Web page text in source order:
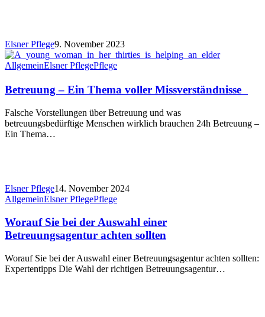
Elsner Pflege9. November 2023
AllgemeinElsner PflegePflege
Betreuung – Ein Thema voller Missverständnisse
Falsche Vorstellungen über Betreuung und was
betreuungsbedürftige Menschen wirklich brauchen 24h Betreuung –
Ein Thema…
Elsner Pflege14. November 2024
AllgemeinElsner PflegePflege
Worauf Sie bei der Auswahl einer
Betreuungsagentur achten sollten
Worauf Sie bei der Auswahl einer Betreuungsagentur achten sollten:
Expertentipps Die Wahl der richtigen Betreuungsagentur…